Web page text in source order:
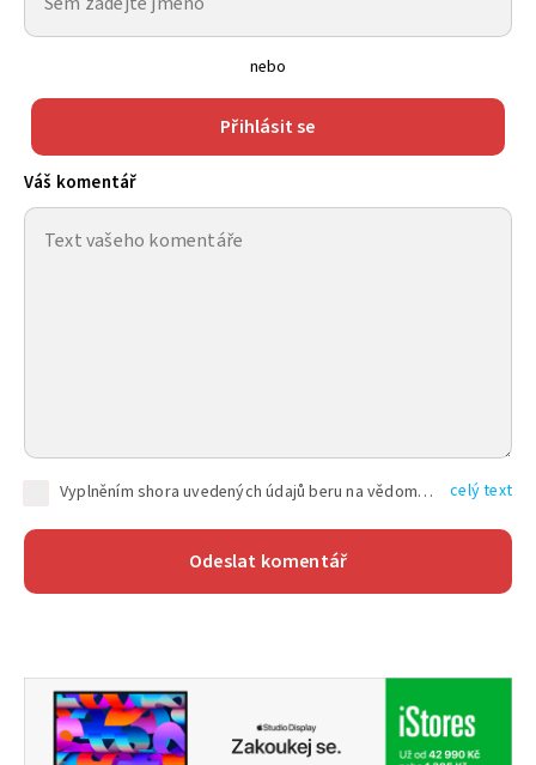
nebo
Přihlásit se
Váš komentář
Vyplněním shora uvedených údajů beru na vědomí, že společnost TEXT FACTORY s.r.o., sídlem Brno, Durďákova 336/29, Černá Pole, PSČ: 613 00, IČ: 06157831, zapsané u Krajského soudu v Brně, oddíl C, vložka 100399, bude zpracovávat mé osobní údaje uvedené v rámci mnou vyplněného registračního formuláře na základě oprávněných zájmů TEXT FACTORY s.r.o. dle čl. 6 odst. 1 písm. f) GDPR a pro splnění právních povinností (čl. 6 odst. 1 písm. c) GDPR), a to pro tyto účely: nezbytnost zajistit oprávnění návštěvníka webových stránek provozovaných společností TEXT FACTORY s.r.o. přispívat aktivně ke zveřejněným článkům nebo v rámci diskusních fór a výkon práv TEXT FACTORY s.r.o. jako administrátora těchto diskusních fór. Více informací o zpracování osobních údajů a právech lze nalézt v celý text